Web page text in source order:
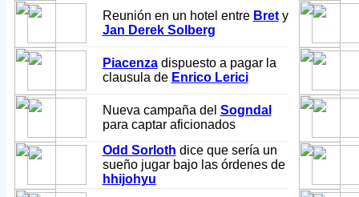
Reunión en un hotel entre Brety
Jan Derek Solberg
Piacenzadispuesto a pagar la
clausula de Enrico Lerici
Nueva campaña del Sogndal
para captar aficionados
Odd Sorloth dice que sería un
sueño jugar bajo las órdenes de
hhijohyu